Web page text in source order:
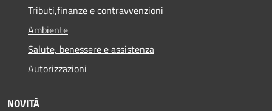
Tributi,finanze e contravvenzioni
Ambiente
Salute, benessere e assistenza
Autorizzazioni
NOVITÀ